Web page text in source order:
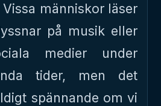
människor läser
på musik eller
medier under
tider, men det
spännande om vi